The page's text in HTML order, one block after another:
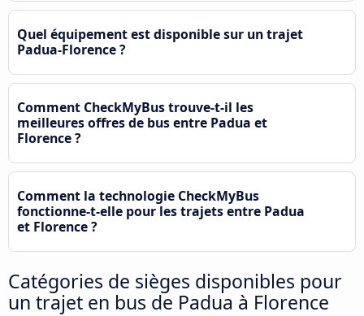
Quel équipement est disponible sur un trajet
Padua-Florence ?
Comment CheckMyBus trouve-t-il les
meilleures offres de bus entre Padua et
Florence ?
Comment la technologie CheckMyBus
fonctionne-t-elle pour les trajets entre Padua
et Florence ?
Catégories de sièges disponibles pour
un trajet en bus de Padua à Florence